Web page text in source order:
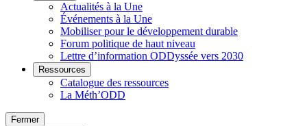
Actualités à la Une
Événements à la Une
Mobiliser pour le développement durable
Forum politique de haut niveau
Lettre d’information ODDyssée vers 2030
Ressources
Catalogue des ressources
La Méth’ODD
Fermer